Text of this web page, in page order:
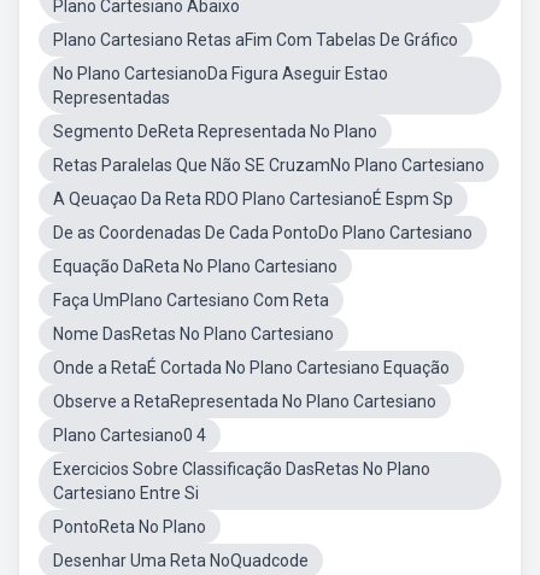
Plano Cartesiano Abaixo
Plano Cartesiano Retas aFim Com Tabelas De Gráfico
No Plano CartesianoDa Figura Aseguir Estao
Representadas
Segmento DeReta Representada No Plano
Retas Paralelas Que Não SE CruzamNo Plano Cartesiano
A Qeuaçao Da Reta RDO Plano CartesianoÉ Espm Sp
De as Coordenadas De Cada PontoDo Plano Cartesiano
Equação DaReta No Plano Cartesiano
Faça UmPlano Cartesiano Com Reta
Nome DasRetas No Plano Cartesiano
Onde a RetaÉ Cortada No Plano Cartesiano Equação
Observe a RetaRepresentada No Plano Cartesiano
Plano Cartesiano0 4
Exercicios Sobre Classificação DasRetas No Plano
Cartesiano Entre Si
PontoReta No Plano
Desenhar Uma Reta NoQuadcode